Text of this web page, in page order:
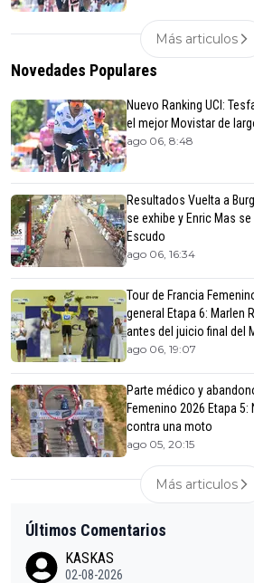
Más articulos
Novedades Populares
Nuevo Ranking UCI:
el mejor Movistar de
ago 06, 8:48
Resultados Vuelta a
se exhibe y Enric Mas
Escudo
ago 06, 16:34
Tour de Francia
general Etapa 6: Marlen
antes del juicio final del
ago 06, 19:07
Parte médico y
Femenino 2026 Etapa
contra una moto
ago 05, 20:15
Más articulos
Últimos Comentarios
KASKAS
02-08-2026